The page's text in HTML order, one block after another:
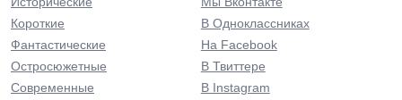
Короткие
Фантастические
Остросюжетные
Современные
В Одноклассниках
На Facebook
В Твиттере
В Instagram